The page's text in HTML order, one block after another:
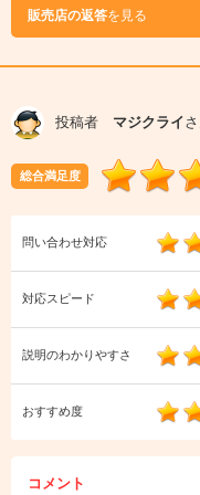
販売店の返答を見る
投稿者 マジクライ
総合満足度
問い合わせ対応
対応スピード
説明のわかりやすさ
おすすめ度
コメント